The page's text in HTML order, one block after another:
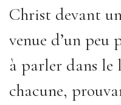
Christ devant
venue d’un peu
à parler dans le
chacune,